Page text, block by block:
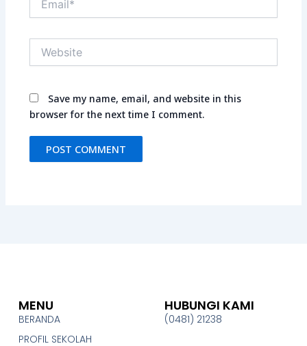
Save my name, email, and website in this
browser for the next time I comment.
MENU
BERANDA
PROFIL SEKOLAH
HUBUNGI KAMI
(0481) 21238